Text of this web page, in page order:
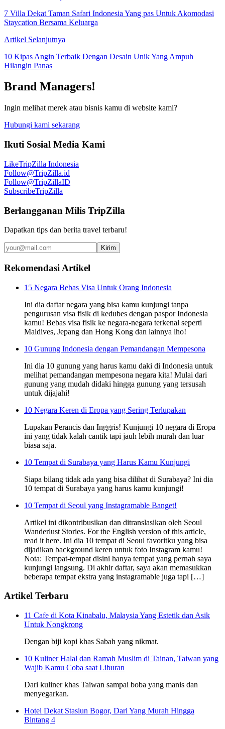
7 Villa Dekat Taman Safari Indonesia Yang pas Untuk Akomodasi
Staycation Bersama Keluarga
Artikel Selanjutnya
10 Kipas Angin Terbaik Dengan Desain Unik Yang Ampuh
Hilangin Panas
Brand Managers!
Ingin melihat merek atau bisnis kamu di website kami?
Hubungi kami sekarang
Ikuti Sosial Media Kami
LikeTripZilla Indonesia
Follow@TripZilla.id
Follow@TripZillaID
SubscribeTripZilla
Berlangganan Milis TripZilla
Dapatkan tips dan berita travel terbaru!
Kirim
Rekomendasi Artikel
15 Negara Bebas Visa Untuk Orang Indonesia
Ini dia daftar negara yang bisa kamu kunjungi tanpa
pengurusan visa fisik di kedubes dengan paspor Indonesia
kamu! Bebas visa fisik ke negara-negara terkenal seperti
Maldives, Jepang dan Hong Kong dan lainnya lho!
10 Gunung Indonesia dengan Pemandangan Mempesona
Ini dia 10 gunung yang harus kamu daki di Indonesia untuk
melihat pemandangan mempesona negara kita! Mulai dari
gunung yang mudah didaki hingga gunung yang tersusah
untuk dijajahi!
10 Negara Keren di Eropa yang Sering Terlupakan
Lupakan Perancis dan Inggris! Kunjungi 10 negara di Eropa
ini yang tidak kalah cantik tapi jauh lebih murah dan luar
biasa saja.
10 Tempat di Surabaya yang Harus Kamu Kunjungi
Siapa bilang tidak ada yang bisa dilihat di Surabaya? Ini dia
10 tempat di Surabaya yang harus kamu kunjungi!
10 Tempat di Seoul yang Instagramable Banget!
Artikel ini dikontribusikan dan ditranslasikan oleh Seoul
Wanderlust Stories. For the English version of this article,
read it here. Ini dia 10 tempat di Seoul favoritku yang bisa
dijadikan background keren untuk foto Instagram kamu!
Nota: Tempat-tempat disini hanya tempat yang pernah saya
kunjungi langsung. Di akhir daftar, saya akan memasukkan
beberapa tempat ekstra yang instagramable juga tapi […]
Artikel Terbaru
11 Cafe di Kota Kinabalu, Malaysia Yang Estetik dan Asik
Untuk Nongkrong
Dengan biji kopi khas Sabah yang nikmat.
10 Kuliner Halal dan Ramah Muslim di Tainan, Taiwan yang
Wajib Kamu Coba saat Liburan
Dari kuliner khas Taiwan sampai boba yang manis dan
menyegarkan.
Hotel Dekat Stasiun Bogor, Dari Yang Murah Hingga
Bintang 4